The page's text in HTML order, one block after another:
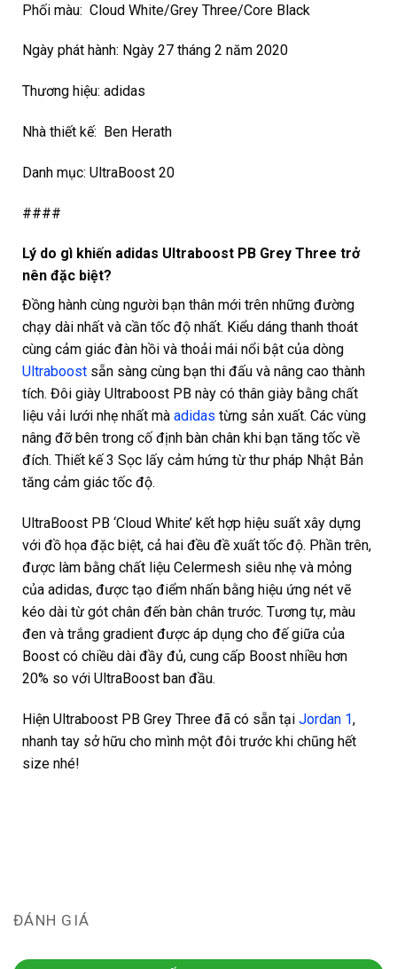
Phối màu: Cloud White/Grey Three/Core Black
Ngày phát hành: Ngày 27 tháng 2 năm 2020
Thương hiệu: adidas
Nhà thiết kế: Ben Herath
Danh mục: UltraBoost 20
####
Lý do gì khiến adidas Ultraboost PB Grey Three trở
nên đặc biệt?
Đồng hành cùng người bạn thân mới trên những đường
chạy dài nhất và cần tốc độ nhất. Kiểu dáng thanh thoát
cùng cảm giác đàn hồi và thoải mái nổi bật của dòng
Ultraboost sẵn sàng cùng bạn thi đấu và nâng cao thành
tích. Đôi giày Ultraboost PB này có thân giày bằng chất
liệu vải lưới nhẹ nhất mà adidas từng sản xuất. Các vùng
nâng đỡ bên trong cố định bàn chân khi bạn tăng tốc về
đích. Thiết kế 3 Sọc lấy cảm hứng từ thư pháp Nhật Bản
tăng cảm giác tốc độ.
UltraBoost PB ‘Cloud White’ kết hợp hiệu suất xây dựng
với đồ họa đặc biệt, cả hai đều đề xuất tốc độ. Phần trên,
được làm bằng chất liệu Celermesh siêu nhẹ và mỏng
của adidas, được tạo điểm nhấn bằng hiệu ứng nét vẽ
kéo dài từ gót chân đến bàn chân trước. Tương tự, màu
đen và trắng gradient được áp dụng cho đế giữa của
Boost có chiều dài đầy đủ, cung cấp Boost nhiều hơn
20% so với UltraBoost ban đầu.
Hiện Ultraboost PB Grey Three đã có sẵn tại Jordan 1,
nhanh tay sở hữu cho mình một đôi trước khi chũng hết
size nhé!
ĐÁNH GIÁ